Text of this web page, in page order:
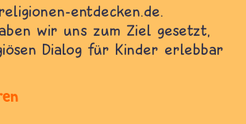
entdecken.de.
wir uns zum Ziel gesetzt,
Dialog für Kinder erlebbar